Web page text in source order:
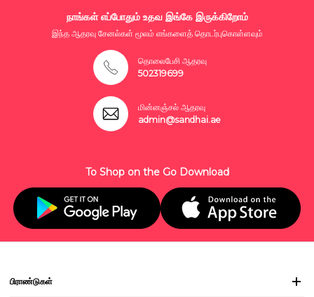
நாங்கள் எப்போதும் உதவ இங்கே இருக்கிறோம்
இந்த ஆதரவு சேனல்கள் மூலம் எங்களைத் தொடர்புகொள்ளவும்
தொலைபேசி ஆதரவு
502319699
மின்னஞ்சல் ஆதரவு
admin@sandhai.ae
To Shop on the Go Download
பிராண்டுகள்